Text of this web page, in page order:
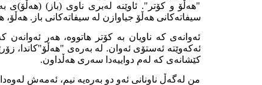
"هەڵۆ و کۆتر". ئاوێنە لەبری ناوی (باز) (هەڵۆ)ی
سیفاتەکانی هەڵۆ جیاوازن لە سیفاتەکانی باز.
ئەوانەی کە ناویان بە کۆتر هاتووە، هەر
ئەکەوێتە ئەستۆی ئەوان. لە بەرەی "هەڵۆ"کاندا،
کێشانەی کە لەم دواییەدا سەری هەڵداون.
من لەگەڵ ناونانی ئەو دو بەرەیە نیم، ئەمەش